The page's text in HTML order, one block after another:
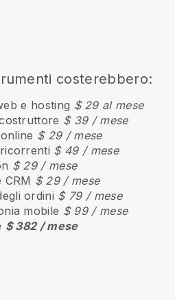
costerebbero:
e hosting $ 29 al mese
$ 39 / mese
$ 29 / mese
$ 49 / mese
$ 29 / mese
CRM $ 29 / mese
ordini $ 79 / mese
mobile $ 99 / mese
$ 382 / mese